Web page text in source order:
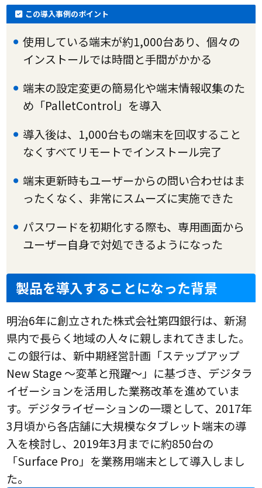
この導入事例のポイント
使用している端末が約1,000台あり、個々の
インストールでは時間と手間がかかる
端末の設定変更の簡易化や端末情報収集のた
め「PalletControl」を導入
導入後は、1,000台もの端末を回収すること
なくすべてリモートでインストール完了
端末更新時もユーザーからの問い合わせはま
ったくなく、非常にスムーズに実施できた
パスワードを初期化する際も、専用画面から
ユーザー自身で対処できるようになった
製品を導入することになった背景
明治6年に創立された株式会社第四銀行は、新潟
県内で長らく地域の人々に親しまれてきました。
この銀行は、新中期経営計画「ステップアップ
New Stage ～変革と飛躍～」に基づき、デジタラ
イゼーションを活用した業務改革を進めていま
す。デジタライゼーションの一環として、2017年
3月頃から各店舗に大規模なタブレット端末の導
入を検討し、2019年3月までに約850台の
「Surface Pro」を業務用端末として導入しまし
た。